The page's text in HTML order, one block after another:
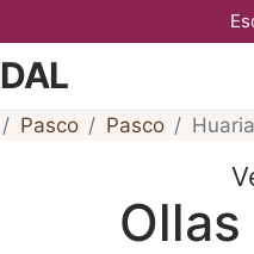
Pasco Pasco
Ollas